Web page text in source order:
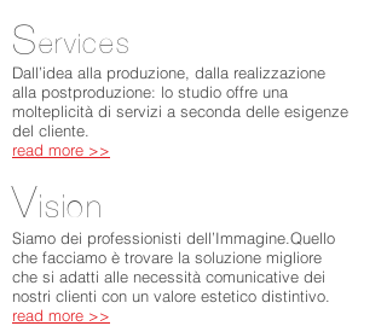
Services
Dall’idea alla produzione, dalla realizzazione
alla postproduzione: lo studio offre una
molteplicità di servizi a seconda delle esigenze
del cliente.
read more >>
Vision
Siamo dei professionisti dell’Immagine.Quello
che facciamo è trovare la soluzione migliore
che si adatti alle necessità comunicative dei
nostri clienti con un valore estetico distintivo.
read more >>